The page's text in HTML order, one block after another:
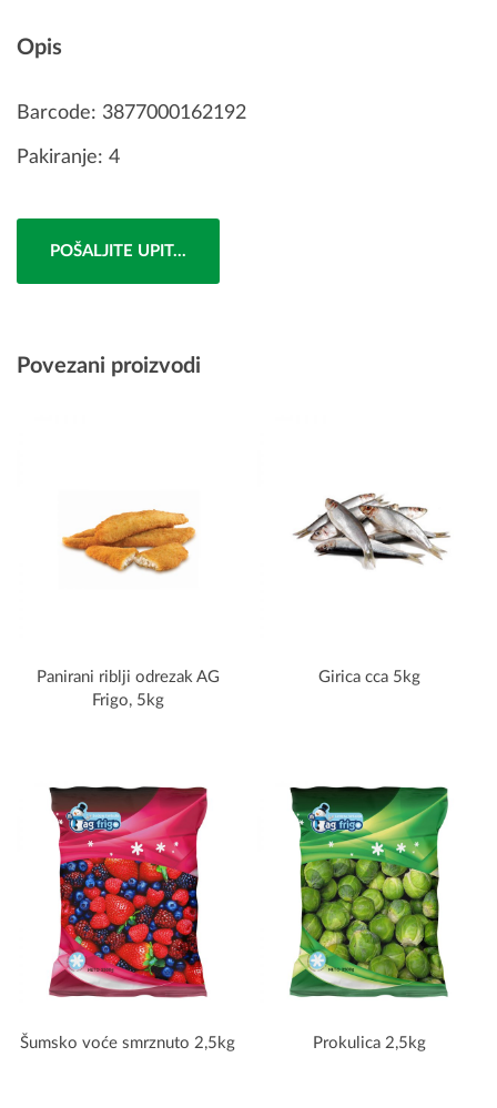
Opis
Barcode: 3877000162192
Pakiranje: 4
POŠALJITE UPIT...
Povezani proizvodi
Panirani riblji odrezak AG
Frigo, 5kg
Girica cca 5kg
Šumsko voće smrznuto 2,5kg Prokulica 2,5kg